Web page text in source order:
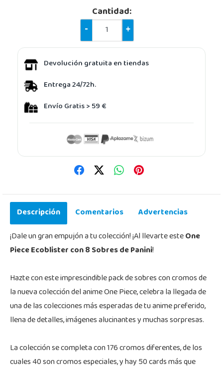
Cantidad:
-
+
Devolución gratuita en tiendas
Entrega 24/72h.
Envío Gratis > 59 €
Descripción Comentarios
Advertencias
¡Dale un gran empujón a tu colección! ¡Al llevarte esteOne
Piece Ecoblister con 8 Sobres de Panini!
Hazte con este imprescindible pack de sobres con cromos de
la nueva colección del anime One Piece, celebra la llegada de
una de las colecciones más esperadas de tu anime preferido,
llena de detalles, imágenes alucinantes y muchas sorpresas.
La colección se completa con 176 cromos diferentes, de los
cuales 40 son cromos especiales, y hay 50 cards más que